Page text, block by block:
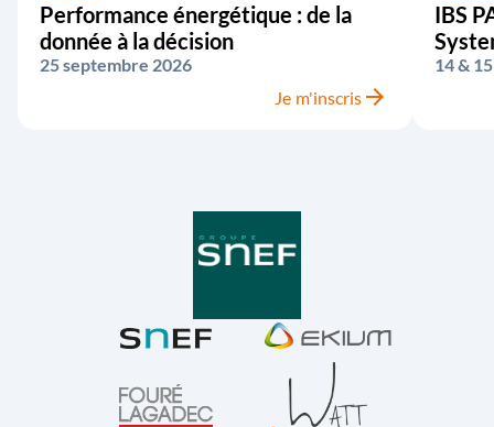
Performance énergétique : de la
donnée à la décision
25 septembre 2026
Je m'inscris arrow_forward
IBS
14 &